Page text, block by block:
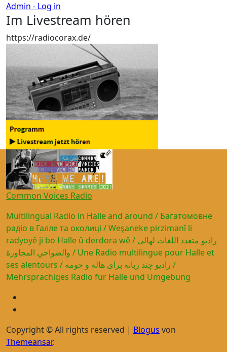
Admin - Log in
Im Livestream hören
https://radiocorax.de/
Common Voices Radio
Multilingual Radio in Halle and around / Багатомовне
радіо в Галле та околиці / Weşaneke pirzimanî li
radyoyê ji bo Halle û derdora wê / راديو متعدد اللغات لهالى
والضواحي المجاورة / Une Radio multilingue pour Halle et
ses alentours / رادیو چند زبانه برای هاله و حومه /
Mehrsprachiges Radio für Halle und Umgebung
Copyright © All rights reserved | Blogus von
Themeansar.